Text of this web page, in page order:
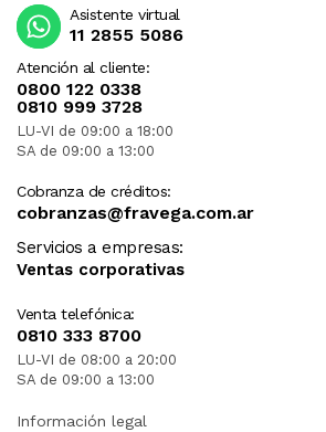
Atención al cliente:
0800 122 0338
0810 999 3728
LU-VI de 09:00 a 18:00
SA de 09:00 a 13:00
Cobranza de créditos:
cobranzas@fravega.com.ar
Servicios a empresas:
Ventas corporativas
Venta telefónica:
0810 333 8700
LU-VI de 08:00 a 20:00
SA de 09:00 a 13:00
Asistente virtual
11 2855 5086
Información legal